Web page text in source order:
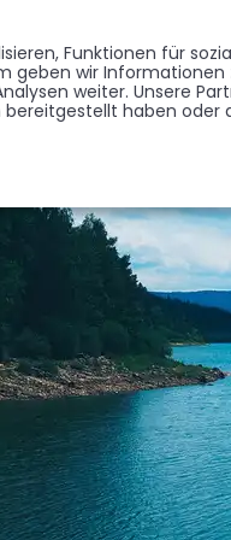
Funktionen für
geben wir Informationen
weiter. Unsere
haben oder